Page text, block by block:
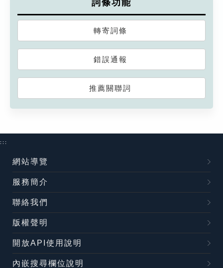
詞條功能
轉寄詞條
錯誤通報
推薦關聯詞
:::
網站導覽
服務簡介
聯絡我們
版權聲明
開放API使用說明
內嵌搜尋欄位說明